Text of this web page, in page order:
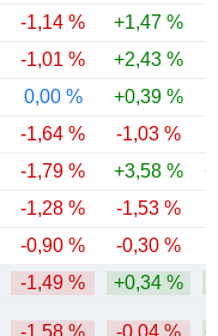
-1,14 % +1,47 %
-1,01 % +2,43 %
0,00 % +0,39 %
-1,64 % -1,03 %
-1,79 % +3,58 %
-1,28 % -1,53 %
-0,90 % -0,30 %
-1,49 % +0,34 %